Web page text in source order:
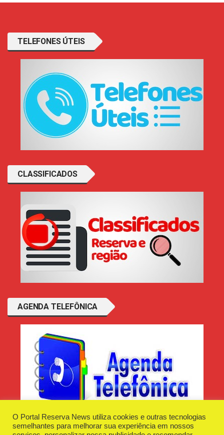
TELEFONES ÚTEIS
CLASSIFICADOS
AGENDA TELEFÔNICA
O Portal Reserva News utiliza cookies e outras tecnologias
semelhantes para melhorar sua experiência em nossos